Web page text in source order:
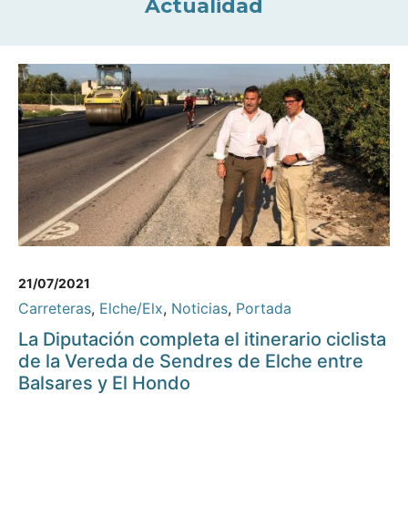
Actualidad
21/07/2021
Carreteras, Elche/Elx, Noticias, Portada
La Diputación completa el itinerario ciclista
de la Vereda de Sendres de Elche entre
Balsares y El Hondo